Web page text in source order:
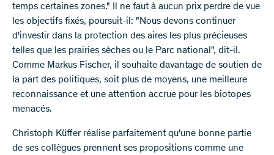
temps certaines zones." Il ne faut à aucun prix perdre de vue
les objectifs fixés, poursuit-il: "Nous devons continuer
d'investir dans la protection des aires les plus précieuses
telles que les prairies sèches ou le Parc national", dit-il.
Comme Markus Fischer, il souhaite davantage de soutien de
la part des politiques, soit plus de moyens, une meilleure
reconnaissance et une attention accrue pour les biotopes
menacés.
Christoph Küffer réalise parfaitement qu'une bonne partie
de ses collègues prennent ses propositions comme une